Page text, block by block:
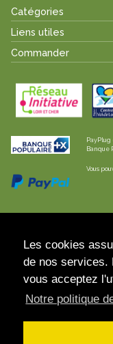
Les cookies
de nos services.
vous acceptez
Notre politique
Catégories
Liens utiles
Commander
Banque
Vous